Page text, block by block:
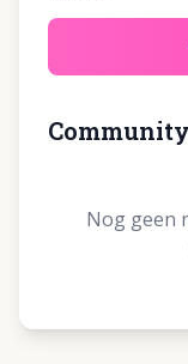
Nog geen